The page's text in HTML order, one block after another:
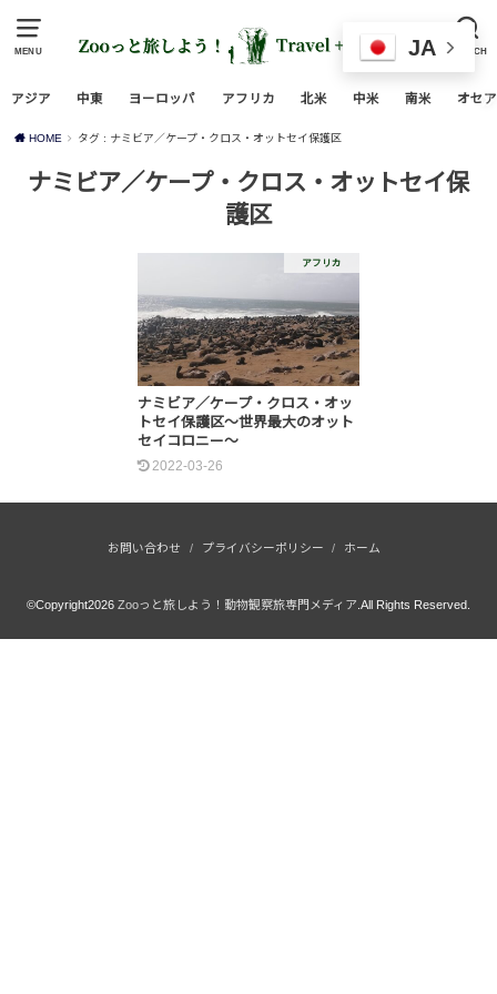
MENU SEARCH
アジア 中東 ヨーロッパ アフリカ 北米 中米 南米 オセ
HOME タグ : ナミビア／ケープ・クロス・オットセイ保護区
ナミビア／ケープ・クロス・オットセイ保
護区
アフリカ
ナミビア／ケープ・クロス・オッ
トセイ保護区～世界最大のオット
セイコロニー～
2022-03-26
お問い合わせ プライバシーポリシー ホーム
©Copyright2026 Zooっと旅しよう！動物観察旅専門メディア .All Rights Reserved.
JA